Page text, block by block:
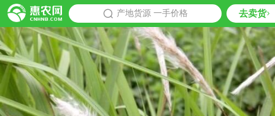
产地货源 一手价格 去卖货
推荐